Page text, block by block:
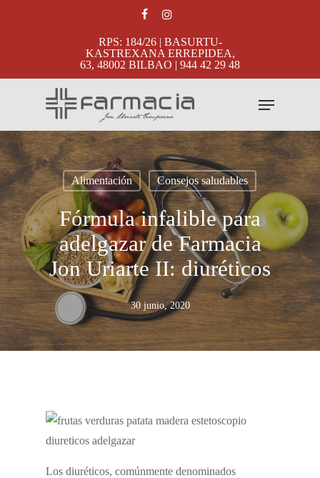
facebookinstagram
RPS: 184/26 | BASURTU-
KASTREXANA ERREPIDEA,
63, 48002 BILBAO | 944 42 29 48
Menu
Alimentación Consejos saludables
Fórmula infalible para
adelgazar de Farmacia
Jon Uriarte II: diuréticos
30 junio, 2020
Los diuréticos, comúnmente denominados